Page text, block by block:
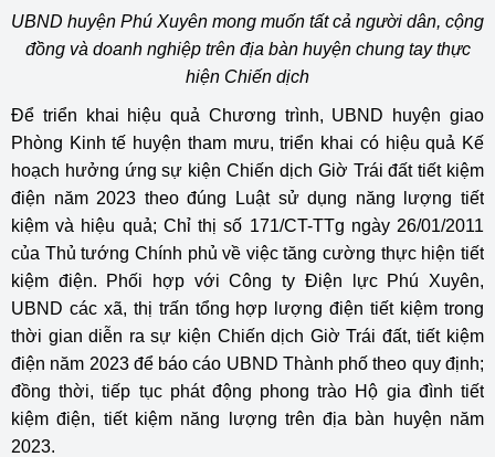
UBND huyện Phú Xuyên mong muốn tất cả người dân, cộng
đồng và doanh nghiệp trên địa bàn huyện chung tay thực
hiện Chiến dịch
Để triển khai hiệu quả Chương trình, UBND huyện giao
Phòng Kinh tế huyện tham mưu, triển khai có hiệu quả Kế
hoạch hưởng ứng sự kiện Chiến dịch Giờ Trái đất tiết kiệm
điện năm 2023 theo đúng Luật sử dụng năng lượng tiết
kiệm và hiệu quả; Chỉ thị số 171/CT-TTg ngày 26/01/2011
của Thủ tướng Chính phủ về việc tăng cường thực hiện tiết
kiệm điện. Phối hợp với Công ty Điện lực Phú Xuyên,
UBND các xã, thị trấn tổng hợp lượng điện tiết kiệm trong
thời gian diễn ra sự kiện Chiến dịch Giờ Trái đất, tiết kiệm
điện năm 2023 để báo cáo UBND Thành phố theo quy định;
đồng thời, tiếp tục phát động phong trào Hộ gia đình tiết
kiệm điện, tiết kiệm năng lượng trên địa bàn huyện năm
2023.